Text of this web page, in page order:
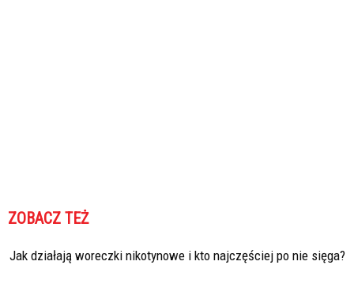
ZOBACZ TEŻ
Jak działają woreczki nikotynowe i kto najczęściej po nie sięga?